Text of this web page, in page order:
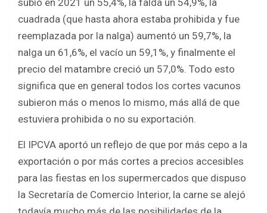
subió en 2021 un 55,4%, la falda un 54,9%, la
cuadrada (que hasta ahora estaba prohibida y fue
reemplazada por la nalga) aumentó un 59,7%, la
nalga un 61,6%, el vacío un 59,1%, y finalmente el
precio del matambre creció un 57,0%. Todo esto
significa que en general todos los cortes vacunos
subieron más o menos lo mismo, más allá de que
estuviera prohibida o no su exportación.
El IPCVA aportó un reflejo de que por más cepo a la
exportación o por más cortes a precios accesibles
para las fiestas en los supermercados que dispuso
la Secretaría de Comercio Interior, la carne se alejó